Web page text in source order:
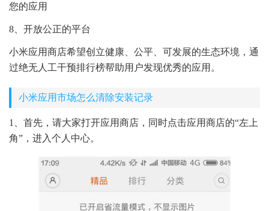
您的应用
8、开放公正的平台
小米应用商店希望创立健康、公平、可发展的生态环境，通
过绝无人工干预排行榜帮助用户发现优秀的应用。
小米应用市场怎么清除安装记录
1、首先，请大家打开应用商店，同时点击应用商店的“左上
角”，进入个人中心。